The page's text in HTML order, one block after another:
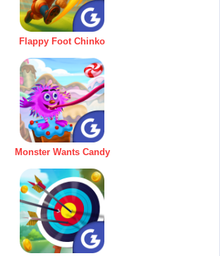
Flappy Foot Chinko
Monster Wants Candy